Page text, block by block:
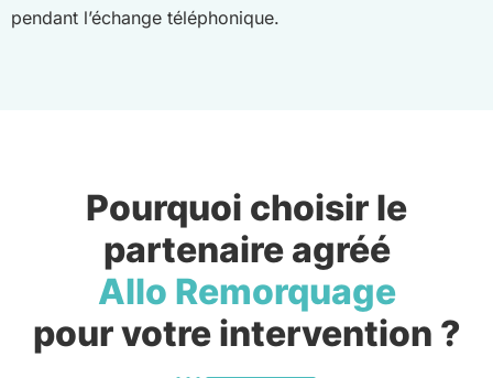
pendant l’échange téléphonique.
Pourquoi choisir le
partenaire agréé
Allo Remorquage
pour votre intervention ?